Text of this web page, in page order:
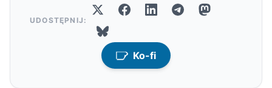
UDOSTĘPNIJ:
Ko-fi